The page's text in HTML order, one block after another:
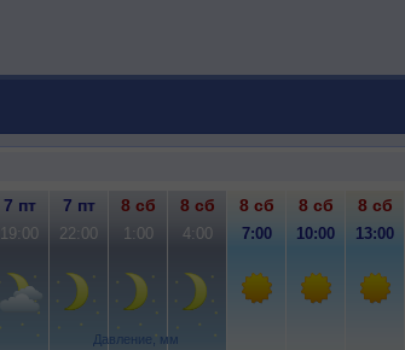
Давление, мм
7 пт 7 пт 8 сб 8 сб 8 сб 8 сб 8 сб
19:00 22:00 1:00 4:00 7:00 10:00 13:00